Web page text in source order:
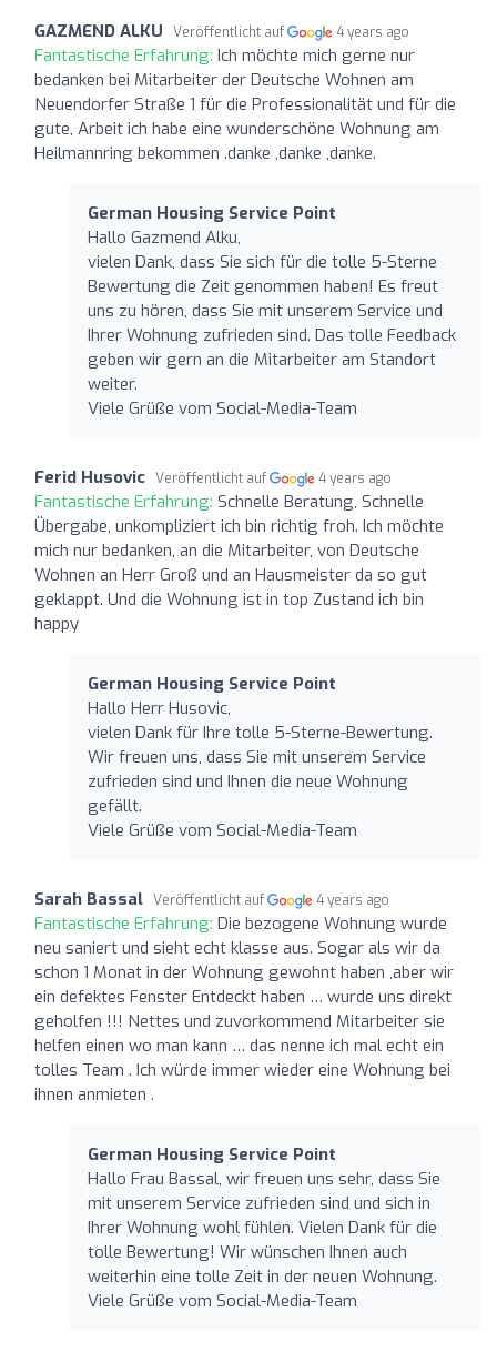
GAZMEND ALKU Veröffentlicht auf 4 years ago
Fantastische Erfahrung: Ich möchte mich gerne nur
bedanken bei Mitarbeiter der Deutsche Wohnen am
Neuendorfer Straße 1 für die Professionalität und für die
gute, Arbeit ich habe eine wunderschöne Wohnung am
Heilmannring bekommen .danke ,danke ,danke.
German Housing Service Point
Hallo Gazmend Alku,
vielen Dank, dass Sie sich für die tolle 5-Sterne
Bewertung die Zeit genommen haben! Es freut
uns zu hören, dass Sie mit unserem Service und
Ihrer Wohnung zufrieden sind. Das tolle Feedback
geben wir gern an die Mitarbeiter am Standort
weiter.
Viele Grüße vom Social-Media-Team
Ferid Husovic Veröffentlicht auf 4 years ago
Fantastische Erfahrung: Schnelle Beratung, Schnelle
Übergabe, unkompliziert ich bin richtig froh. Ich möchte
mich nur bedanken, an die Mitarbeiter, von Deutsche
Wohnen an Herr Groß und an Hausmeister da so gut
geklappt. Und die Wohnung ist in top Zustand ich bin
happy
German Housing Service Point
Hallo Herr Husovic,
vielen Dank für Ihre tolle 5-Sterne-Bewertung.
Wir freuen uns, dass Sie mit unserem Service
zufrieden sind und Ihnen die neue Wohnung
gefällt.
Viele Grüße vom Social-Media-Team
Sarah Bassal Veröffentlicht auf 4 years ago
Fantastische Erfahrung: Die bezogene Wohnung wurde
neu saniert und sieht echt klasse aus. Sogar als wir da
schon 1 Monat in der Wohnung gewohnt haben ,aber wir
ein defektes Fenster Entdeckt haben … wurde uns direkt
geholfen !!! Nettes und zuvorkommend Mitarbeiter sie
helfen einen wo man kann … das nenne ich mal echt ein
tolles Team . Ich würde immer wieder eine Wohnung bei
ihnen anmieten .
German Housing Service Point
Hallo Frau Bassal, wir freuen uns sehr, dass Sie
mit unserem Service zufrieden sind und sich in
Ihrer Wohnung wohl fühlen. Vielen Dank für die
tolle Bewertung! Wir wünschen Ihnen auch
weiterhin eine tolle Zeit in der neuen Wohnung.
Viele Grüße vom Social-Media-Team